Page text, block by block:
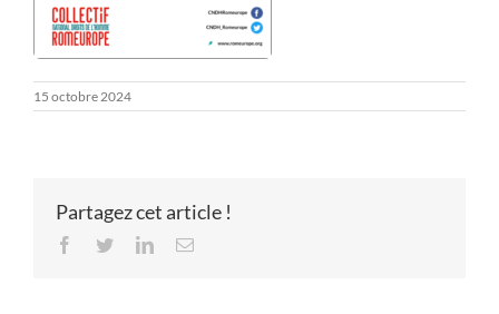
15 octobre 2024
Partagez cet article !
Facebook
TwitterLinkedInEmail